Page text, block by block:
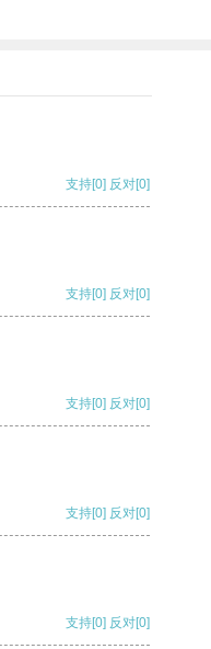
支持[0] 反对[0]
支持[0] 反对[0]
支持[0] 反对[0]
支持[0] 反对[0]
支持[0] 反对[0]